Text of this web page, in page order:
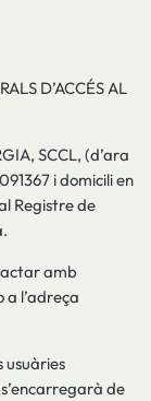
D’ACCÉS AL
SCCL, (d’ara
i domicili en
Registre de
amb
a l’adreça
usuàries
de